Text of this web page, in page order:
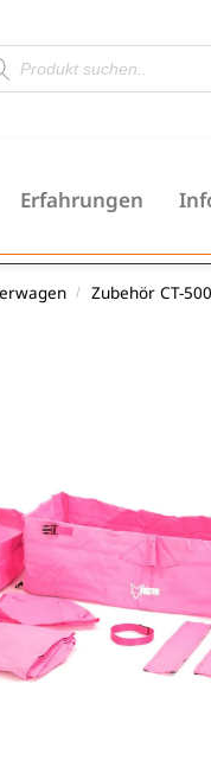
Erfahrungen
/ Zubehör CT-500